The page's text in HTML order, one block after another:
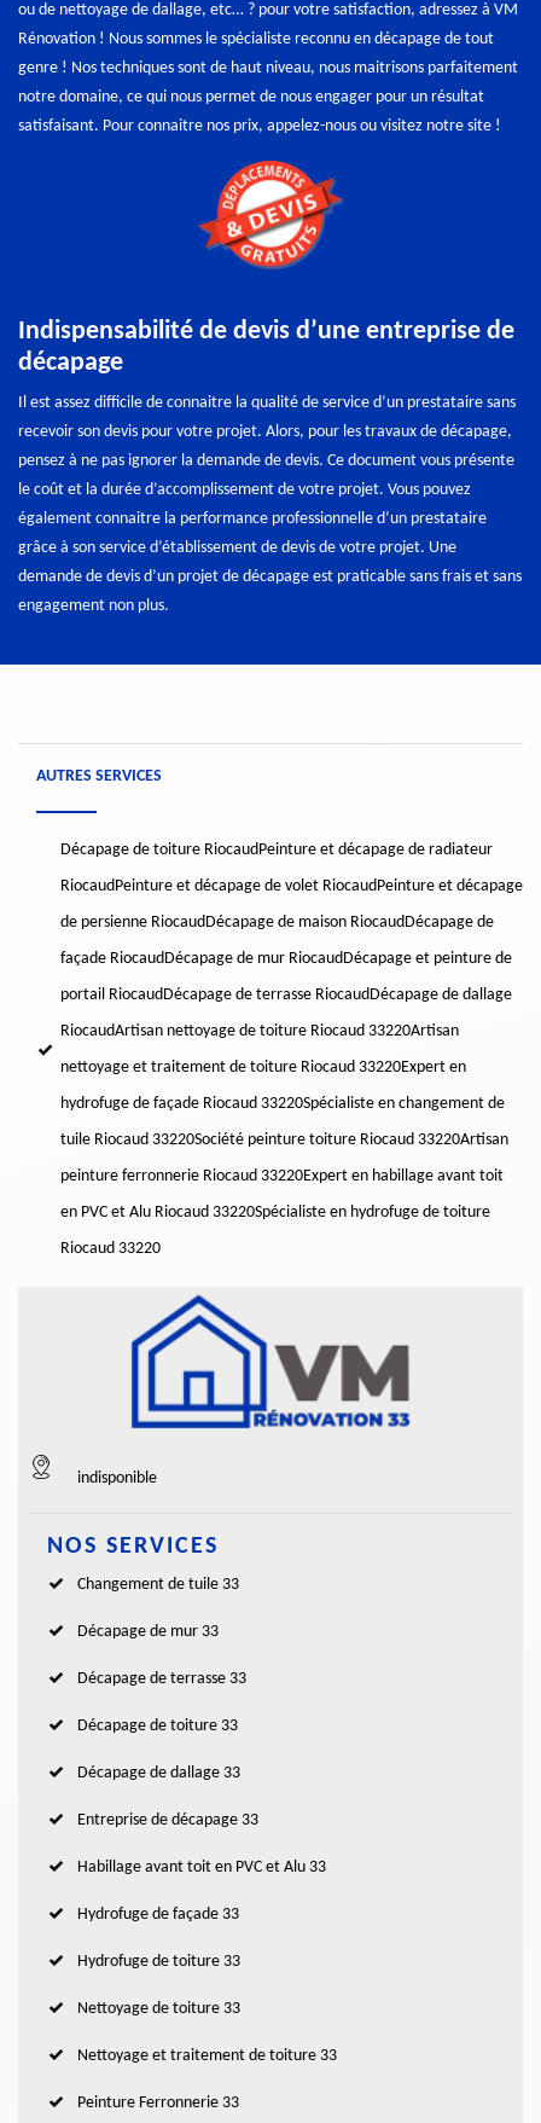
ou de nettoyage de dallage, etc… ? pour votre satisfaction, adressez à VM
Rénovation ! Nous sommes le spécialiste reconnu en décapage de tout
genre ! Nos techniques sont de haut niveau, nous maitrisons parfaitement
notre domaine, ce qui nous permet de nous engager pour un résultat
satisfaisant. Pour connaitre nos prix, appelez-nous ou visitez notre site !
Indispensabilité de devis d’une entreprise de
décapage
Il est assez difficile de connaitre la qualité de service d’un prestataire sans
recevoir son devis pour votre projet. Alors, pour les travaux de décapage,
pensez à ne pas ignorer la demande de devis. Ce document vous présente
le coût et la durée d’accomplissement de votre projet. Vous pouvez
également connaitre la performance professionnelle d’un prestataire
grâce à son service d’établissement de devis de votre projet. Une
demande de devis d’un projet de décapage est praticable sans frais et sans
engagement non plus.
AUTRES SERVICES
Décapage de toiture RiocaudPeinture et décapage de radiateur
RiocaudPeinture et décapage de volet RiocaudPeinture et décapage
de persienne RiocaudDécapage de maison RiocaudDécapage de
façade RiocaudDécapage de mur RiocaudDécapage et peinture de
portail RiocaudDécapage de terrasse RiocaudDécapage de dallage
RiocaudArtisan nettoyage de toiture Riocaud 33220Artisan
nettoyage et traitement de toiture Riocaud 33220Expert en
hydrofuge de façade Riocaud 33220Spécialiste en changement de
tuile Riocaud 33220Société peinture toiture Riocaud 33220Artisan
peinture ferronnerie Riocaud 33220Expert en habillage avant toit
en PVC et Alu Riocaud 33220Spécialiste en hydrofuge de toiture
Riocaud 33220
indisponible
NOS SERVICES
Changement de tuile 33
Décapage de mur 33
Décapage de terrasse 33
Décapage de toiture 33
Décapage de dallage 33
Entreprise de décapage 33
Habillage avant toit en PVC et Alu 33
Hydrofuge de façade 33
Hydrofuge de toiture 33
Nettoyage de toiture 33
Nettoyage et traitement de toiture 33
Peinture Ferronnerie 33